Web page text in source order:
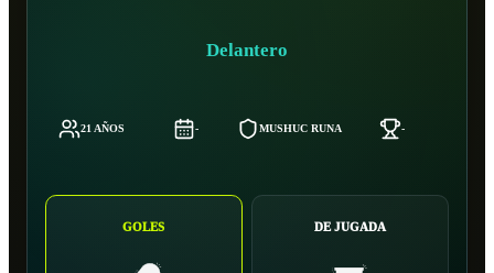
Delantero
21 AÑOS - MUSHUC RUNA -
GOLES DE JUGADA